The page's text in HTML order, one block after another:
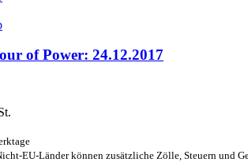
of Power: 24.12.2017
EU-Länder können zusätzliche Zölle, Steuern und